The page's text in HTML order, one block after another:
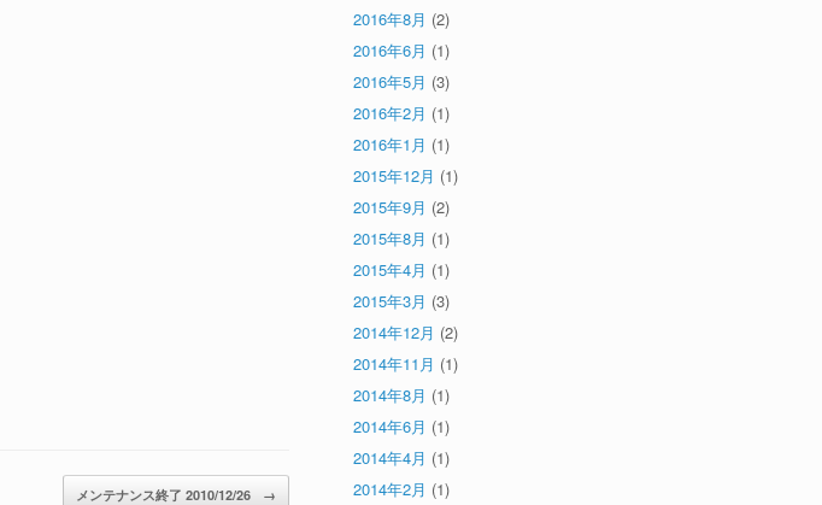
メンテナンス終了 2010/12/26 →
2016年8月 (2)
2016年6月 (1)
2016年5月 (3)
2016年2月 (1)
2016年1月 (1)
2015年12月 (1)
2015年9月 (2)
2015年8月 (1)
2015年4月 (1)
2015年3月 (3)
2014年12月 (2)
2014年11月 (1)
2014年8月 (1)
2014年6月 (1)
2014年4月 (1)
2014年2月 (1)